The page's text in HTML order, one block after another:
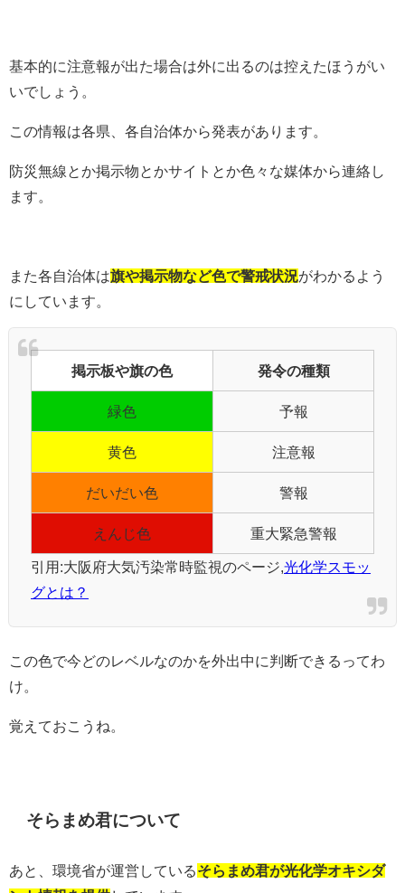
基本的に注意報が出た場合は外に出るのは控えたほうがい
いでしょう。
この情報は各県、各自治体から発表があります。
防災無線とか掲示物とかサイトとか色々な媒体から連絡し
ます。
また各自治体は旗や掲示物など色で警戒状況がわかるよう
にしています。
掲示板や旗の色 発令の種類
緑色 予報
黄色 注意報
だいだい色 警報
えんじ色 重大緊急警報
引用:大阪府大気汚染常時監視のページ, 光化学スモッ
グとは？
この色で今どのレベルなのかを外出中に判断できるってわ
け。
覚えておこうね。
そらまめ君について
あと、環境省が運営しているそらまめ君が光化学オキシダ